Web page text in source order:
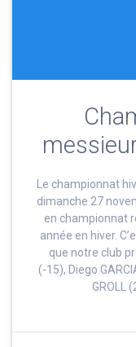
Le championnat
dimanche 27
en championnat
année en hiver.
que notre club
(-15), Diego
GROLL